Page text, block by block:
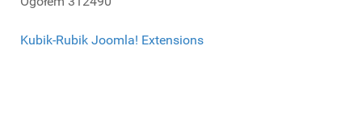
Kubik-Rubik Joomla! Extensions